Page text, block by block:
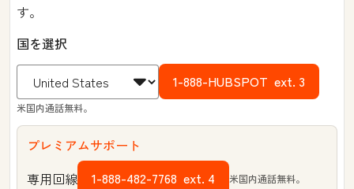
す。
国を選択
1-888-HUBSPOT ext. 3
米国内通話無料。
プレミアムサポート
専用回線
1-888-482-7768 ext. 4 米国内通話無料。